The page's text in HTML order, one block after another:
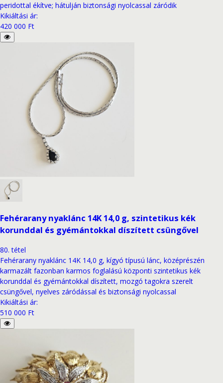
peridottal ékítve; hátulján biztonsági nyolcassal záródik
Kikiáltási ár:
420 000 Ft
Fehérarany nyaklánc 14K 14,0 g, szintetikus kék
korunddal és gyémántokkal díszített csüngővel
80. tétel
Fehérarany nyaklánc 14K 14,0 g, kígyó típusú lánc, középrészén
karmazált fazonban karmos foglalású központi szintetikus kék
korunddal és gyémántokkal díszített, mozgó tagokra szerelt
csüngővel, nyelves záródással és biztonsági nyolcassal
Kikiáltási ár:
510 000 Ft